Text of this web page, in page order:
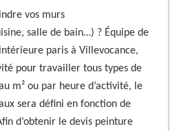
vos murs
salle de bain…) ? Équipe de
paris à Villevocance,
pour travailler tous types de
m² ou par heure d’activité, le
sera défini en fonction de
d’obtenir le devis peinture